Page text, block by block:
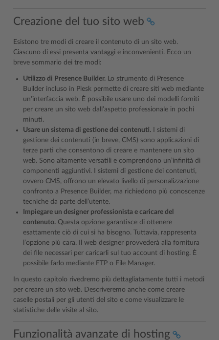
Creazione del tuo sito web
Esistono tre modi di creare il contenuto di un sito web.
Ciascuno di essi presenta vantaggi e inconvenienti. Ecco un
breve sommario dei tre modi:
Utilizzo di Presence Builder. Lo strumento di Presence
Builder incluso in Plesk permette di creare siti web mediante
un’interfaccia web. È possibile usare uno dei modelli forniti
per creare un sito web dall’aspetto professionale in pochi
minuti.
Usare un sistema di gestione dei contenuti. I sistemi di
gestione dei contenuti (in breve, CMS) sono applicazioni di
terze parti che consentono di creare e mantenere un sito
web. Sono altamente versatili e comprendono un’infinità di
componenti aggiuntivi. I sistemi di gestione dei contenuti,
ovvero CMS, offrono un elevato livello di personalizzazione
confronto a Presence Builder, ma richiedono più conoscenze
tecniche da parte dell’utente.
Impiegare un designer professionista e caricare del
contenuto. Questa opzione garantisce di ottenere
esattamente ciò di cui si ha bisogno. Tuttavia, rappresenta
l’opzione più cara. Il web designer provvederà alla fornitura
dei file necessari per caricarli sul tuo account di hosting. È
possibile farlo mediante FTP o File Manager.
In questo capitolo rivedremo più dettagliatamente tutti i metodi
per creare un sito web. Descriveremo anche come creare
caselle postali per gli utenti del sito e come visualizzare le
statistiche delle visite al sito.
Funzionalità avanzate di hosting